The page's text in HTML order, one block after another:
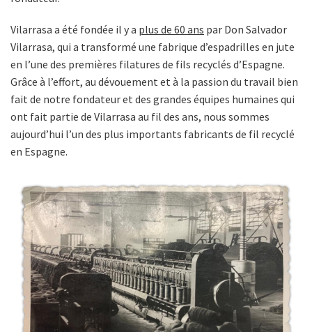
Vilarrasa a été fondée il y a plus de 60 ans par Don Salvador
Vilarrasa, qui a transformé une fabrique d’espadrilles en jute
en l’une des premières filatures de fils recyclés d’Espagne.
Grâce à l’effort, au dévouement et à la passion du travail bien
fait de notre fondateur et des grandes équipes humaines qui
ont fait partie de Vilarrasa au fil des ans, nous sommes
aujourd’hui l’un des plus importants fabricants de fil recyclé
en Espagne.